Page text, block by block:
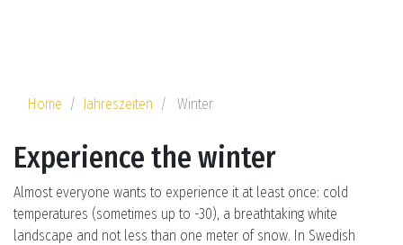
Home Jahreszeiten Winter
Experience the winter
Almost everyone wants to experience it at least once: cold
temperatures (sometimes up to -30), a breathtaking white
landscape and not less than one meter of snow. In Swedish